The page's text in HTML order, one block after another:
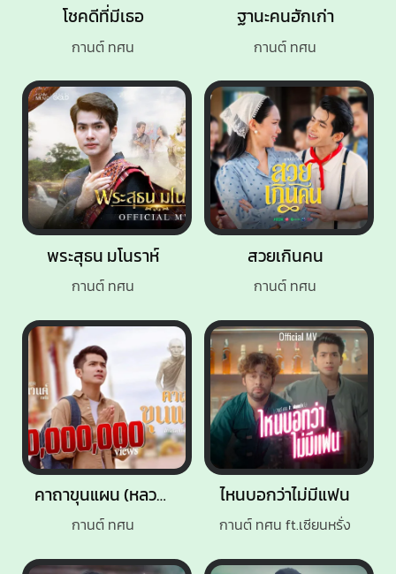
ฐานะคนฮักเก่า
กานต์ ทศน
คาถาขุนแผน (หลวงพ่อกวย)
กานต์ ทศน
โชคดีที่มีเธอ
กานต์ ทศน
ไหนบอกว่าไม่มีแฟน
กานต์ ทศน ft.เซียนหรั่ง
สวยเกินคน
กานต์ ทศน
พระสุธน มโนราห์
กานต์ ทศน